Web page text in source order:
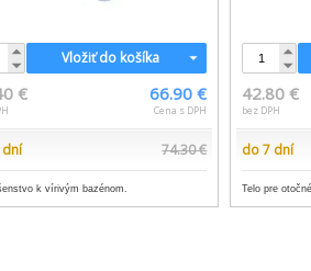
Vložiť do košíka
€ 66.90 €
Cena s DPH
74.30 €
k vírivým bazénom.
42.80 €
bez DPH
do 7 dní
Telo pre